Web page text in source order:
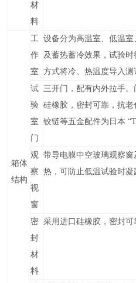
材
料
箱体
结构
工
作
室
设备分为高温室、低温
及蓄热蓄冷效果，试验
方式将冷、热温度导入测
试
验
室
门
三开门，配有内外拉手
硅橡胶，密封可靠，抗老
铰链等五金配件为日本
观
察
视
窗
带导电膜中空玻璃观察
热，可防止低温试验时凝
密
封
材
料
采用进口硅橡胶，密封